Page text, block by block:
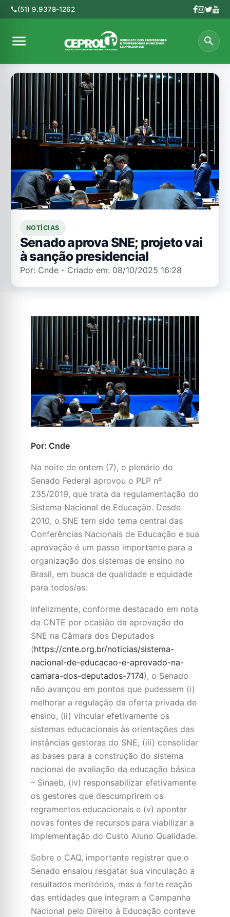
phone(51) 9.9378-1262
menu search
NOTÍCIAS
Senado aprova SNE; projeto vai
à sanção presidencial
Por: Cnde - Criado em: 08/10/2025 16:28
Por: Cnde
Na noite de ontem (7), o plenário do
Senado Federal aprovou o PLP nº
235/2019, que trata da regulamentação do
Sistema Nacional de Educação. Desde
2010, o SNE tem sido tema central das
Conferências Nacionais de Educação e sua
aprovação é um passo importante para a
organização dos sistemas de ensino no
Brasil, em busca de qualidade e equidade
para todos/as.
Infelizmente, conforme destacado em nota
da CNTE por ocasião da aprovação do
SNE na Câmara dos Deputados
(https://cnte.org.br/noticias/sistema-
nacional-de-educacao-e-aprovado-na-
camara-dos-deputados-7174), o Senado
não avançou em pontos que pudessem (i)
melhorar a regulação da oferta privada de
ensino, (ii) vincular efetivamente os
sistemas educacionais às orientações das
instâncias gestoras do SNE, (iii) consolidar
as bases para a construção do sistema
nacional de avaliação da educação básica
– Sinaeb, (iv) responsabilizar efetivamente
os gestores que descumprirem os
regramentos educacionais e (v) apontar
novas fontes de recursos para viabilizar a
implementação do Custo Aluno Qualidade.
Sobre o CAQ, importante registrar que o
Senado ensaiou resgatar sua vinculação a
resultados meritórios, mas a forte reação
das entidades que integram a Campanha
Nacional pelo Direito à Educação conteve